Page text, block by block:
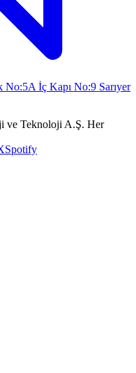
İç Kapı No:9 Sarıyer
ve Teknoloji A.Ş. Her
Spotify